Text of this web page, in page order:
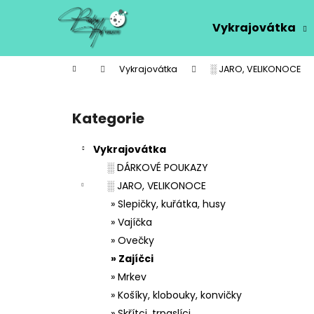
Vykrajovátka
Domů Vykrajovátka ░ JARO, VELIKONOCE
Přeskočit
kategorie
Kategorie
Vykrajovátka
░ DÁRKOVÉ POUKAZY
░ JARO, VELIKONOCE
» Slepičky, kuřátka, husy
» Vajíčka
» Ovečky
» Zajíčci
» Mrkev
» Košíky, klobouky, konvičky
í
Zpět
do
Zpět
do